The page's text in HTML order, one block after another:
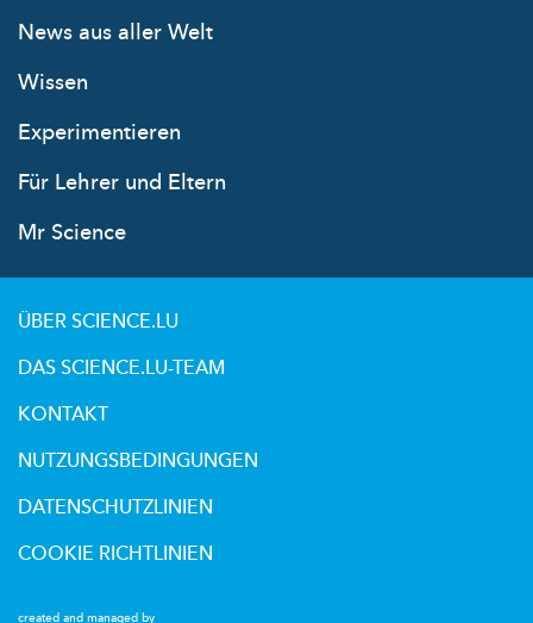
News aus aller Welt
Wissen
Experimentieren
Für Lehrer und Eltern
Mr Science
created and managed by
ÜBER SCIENCE.LU
DAS SCIENCE.LU-TEAM
KONTAKT
NUTZUNGSBEDINGUNGEN
DATENSCHUTZLINIEN
COOKIE RICHTLINIEN